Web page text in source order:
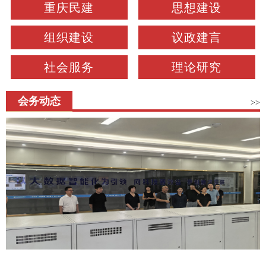
重庆民建 思想建设
组织建设 议政建言
社会服务 理论研究
会务动态 >>